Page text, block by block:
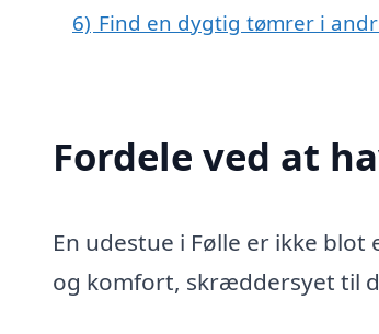
6) Find en dygtig tømrer i
Fordele ved at
En udestue i Følle er ikke
og komfort, skræddersyet til